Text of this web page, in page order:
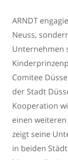
ARNDT
Neuss,
Unternehmen
Comitee
der Stadt
Kooperation
einen
zeigt seine
in beiden